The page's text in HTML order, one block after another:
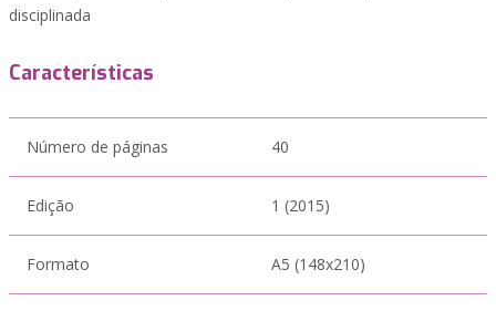
disciplinada
Características
Número de páginas 40
Edição 1 (2015)
Formato A5 (148x210)